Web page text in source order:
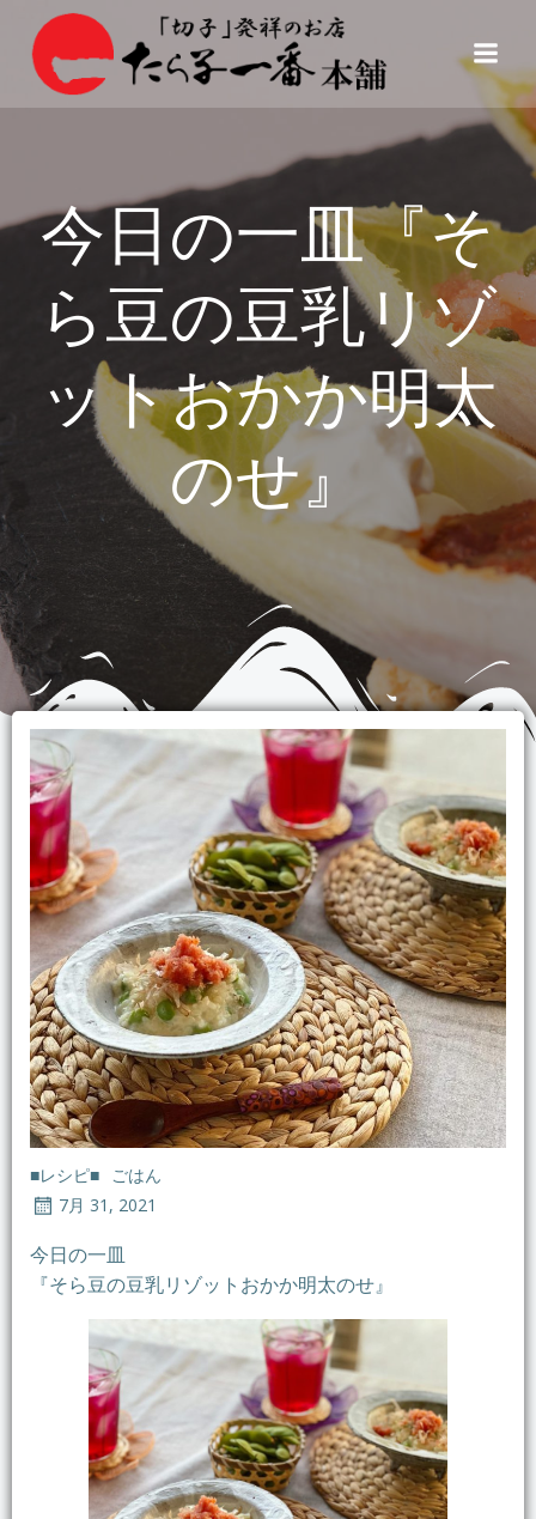
コ
ン
テ
ス
ッ
今日の一皿『そ
ら豆の豆乳リゾ
ットおかか明太
のせ』
■レシピ■ ごはん
7月 31, 2021
今日の一皿
『そら豆の豆乳リゾットおかか明太のせ』